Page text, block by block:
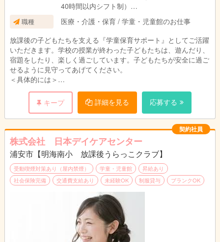
40時間以内シフト制）
7:30～19:30の間の8時間 休憩60分、 時間外労
働 月平均10時間
職種
医療・介護・保育 / 学童・児童館のお仕事
放課後の子どもたちを支える『学童保育サポート』としてご活躍
いただきます。学校の授業が終わった子どもたちは、遊んだり、
宿題をしたり、楽しく過ごしています。子どもたちが安全に過ご
せるように見守ってあげてください。
＜具体的には＞
・行事の企画と実施 ・児童の受入れ、送り出し ・おやつ準
備、提供
・集団活動のサポート見守り ・お子様の帰宅後のお掃除
・保護者対応、・スケジュール作成、・お便り等の案内書の作成
・事務作業（PCの文字入力程度）
＊未経験可、 高校卒業以上
キープ 詳細を見る 応募する
契約社員
株式会社 日本デイケアセンター
浦安市【明海南小 放課後うらっこクラブ】
受動喫煙対策あり（屋内禁煙） 学童・児童館
昇給あり
社会保険完備
交通費支給あり 未経験OK 制服貸与 ブランクOK